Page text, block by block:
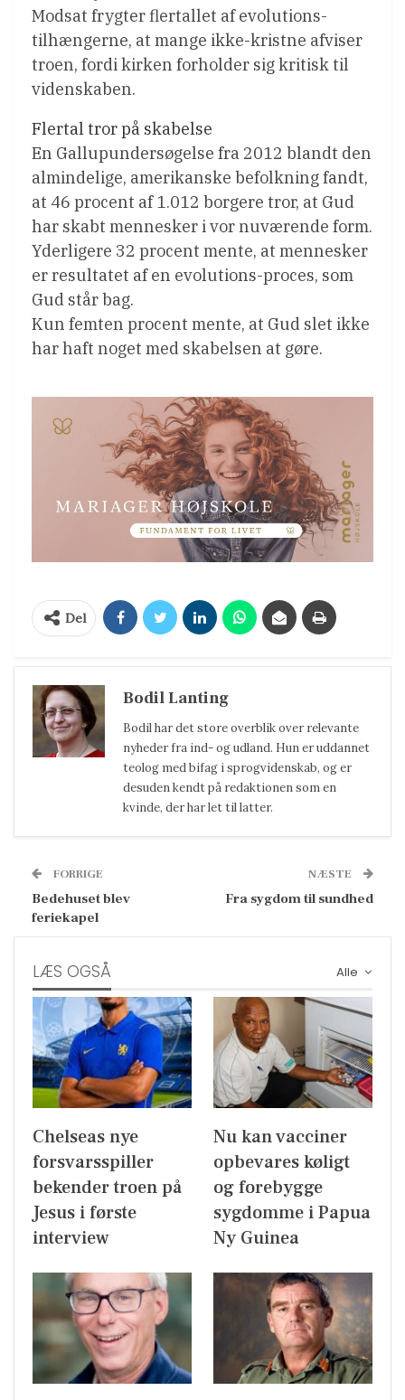
Modsat frygter flertallet af evolutions-
tilhængerne, at mange ikke-kristne afviser
troen, fordi kirken forholder sig kritisk til
videnskaben.
Flertal tror på skabelse
En Gallupundersøgelse fra 2012 blandt den
almindelige, amerikanske befolkning fandt,
at 46 procent af 1.012 borgere tror, at Gud
har skabt mennesker i vor nuværende form.
Yderligere 32 procent mente, at mennesker
er resultatet af en evolutions-proces, som
Gud står bag.
Kun femten procent mente, at Gud slet ikke
har haft noget med skabelsen at gøre.
Del
Bodil Lanting
Bodil har det store overblik over relevante
nyheder fra ind- og udland. Hun er uddannet
teolog med bifag i sprogvidenskab, og er
desuden kendt på redaktionen som en
kvinde, der har let til latter.
FORRIGE
Bedehuset blev
feriekapel
NÆSTE
Fra sygdom til sundhed
Alle
LÆS OGSÅ
Chelseas nye
forsvarsspiller
bekender troen på
Jesus i første
interview
Nu kan vacciner
opbevares køligt
og forebygge
sygdomme i Papua
Ny Guinea